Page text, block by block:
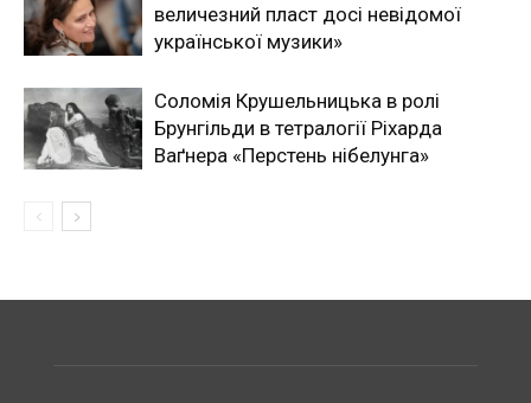
величезний пласт досі невідомої
української музики»
Соломія Крушельницька в ролі
Брунгільди в тетралогії Ріхарда
Ваґнера «Перстень нібелунга»